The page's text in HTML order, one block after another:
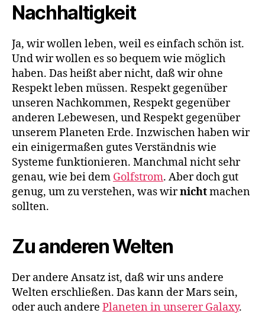
Nachhaltigkeit
Ja, wir wollen leben, weil es einfach schön ist.
Und wir wollen es so bequem wie möglich
haben. Das heißt aber nicht, daß wir ohne
Respekt leben müssen. Respekt gegenüber
unseren Nachkommen, Respekt gegenüber
anderen Lebewesen, und Respekt gegenüber
unserem Planeten Erde. Inzwischen haben wir
ein einigermaßen gutes Verständnis wie
Systeme funktionieren. Manchmal nicht sehr
genau, wie bei dem Golfstrom. Aber doch gut
genug, um zu verstehen, was wirnichtmachen
sollten.
Zu anderen Welten
Der andere Ansatz ist, daß wir uns andere
Welten erschließen. Das kann der Mars sein,
oder auch andere Planeten in unserer Galaxy.